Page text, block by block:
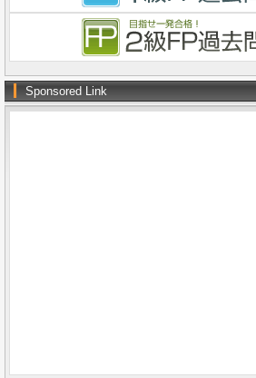
Sponsored Link